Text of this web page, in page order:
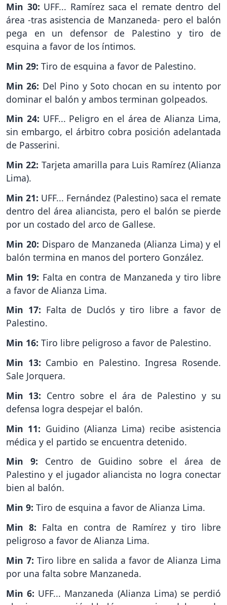
Min 30: UFF... Ramírez saca el remate dentro del
área -tras asistencia de Manzaneda- pero el balón
pega en un defensor de Palestino y tiro de
esquina a favor de los íntimos.
Min 29: Tiro de esquina a favor de Palestino.
Min 26: Del Pino y Soto chocan en su intento por
dominar el balón y ambos terminan golpeados.
Min 24: UFF... Peligro en el área de Alianza Lima,
sin embargo, el árbitro cobra posición adelantada
de Passerini.
Min 22: Tarjeta amarilla para Luis Ramírez (Alianza
Lima).
Min 21: UFF... Fernández (Palestino) saca el remate
dentro del área aliancista, pero el balón se pierde
por un costado del arco de Gallese.
Min 20: Disparo de Manzaneda (Alianza Lima) y el
balón termina en manos del portero González.
Min 19: Falta en contra de Manzaneda y tiro libre
a favor de Alianza Lima.
Min 17: Falta de Duclós y tiro libre a favor de
Palestino.
Min 16: Tiro libre peligroso a favor de Palestino.
Min 13: Cambio en Palestino. Ingresa Rosende.
Sale Jorquera.
Min 13: Centro sobre el ára de Palestino y su
defensa logra despejar el balón.
Min 11: Guidino (Alianza Lima) recibe asistencia
médica y el partido se encuentra detenido.
Min 9: Centro de Guidino sobre el área de
Palestino y el jugador aliancista no logra conectar
bien al balón.
Min 9: Tiro de esquina a favor de Alianza Lima.
Min 8: Falta en contra de Ramírez y tiro libre
peligroso a favor de Alianza Lima.
Min 7: Tiro libre en salida a favor de Alianza Lima
por una falta sobre Manzaneda.
Min 6: UFF... Manzaneda (Alianza Lima) se perdió